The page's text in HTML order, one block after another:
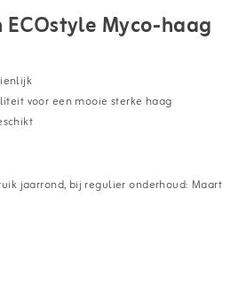
Myco-haag
voor een mooie sterke haag
jaarrond, bij regulier onderhoud: Maart